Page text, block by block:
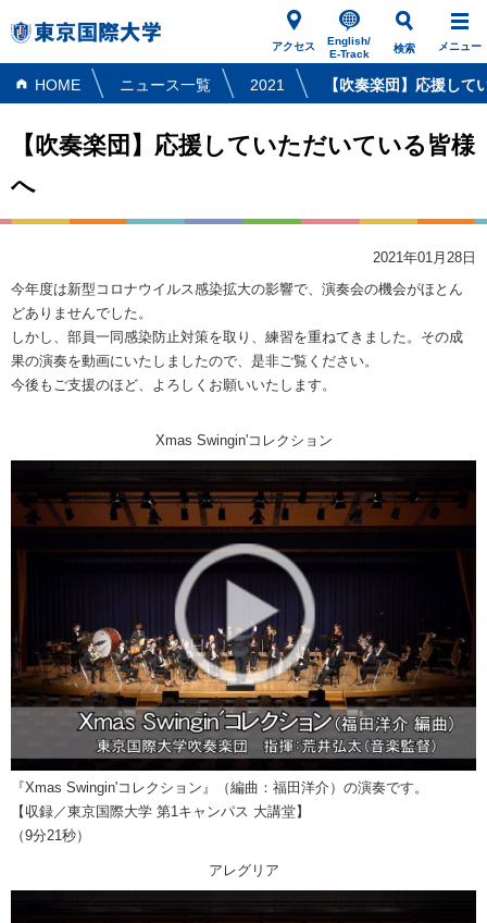
アクセス
English/
E-Track
検索 メニュー
HOME ニュース一覧 2021 【吹奏楽団】応援して
【吹奏楽団】応援していただいている皆様
へ
2021年01月28日
今年度は新型コロナウイルス感染拡大の影響で、演奏会の機会がほとん
どありませんでした。
しかし、部員一同感染防止対策を取り、練習を重ねてきました。その成
果の演奏を動画にいたしましたので、是非ご覧ください。
今後もご支援のほど、よろしくお願いいたします。
Xmas Swingin'コレクション
『Xmas Swingin'コレクション』（編曲：福田洋介）の演奏です。
【収録／東京国際大学 第1キャンパス 大講堂】
（9分21秒）
アレグリア